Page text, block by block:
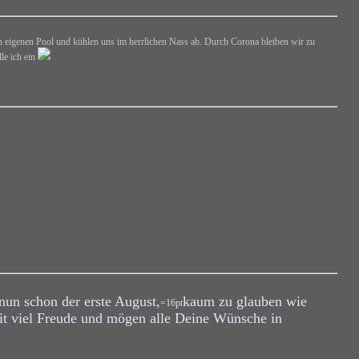
Pool und kühlen uns im herrlichen Nass ab. Durch Corona bleiben wir zu
ich ein
schon der erste August,=16ptkaum zu glauben wie
viel Freude und mögen alle Deine Wünsche in